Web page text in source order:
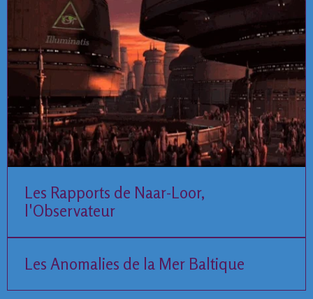
Les Rapports de Naar-Loor,
l'Observateur
Les Anomalies de la Mer Baltique